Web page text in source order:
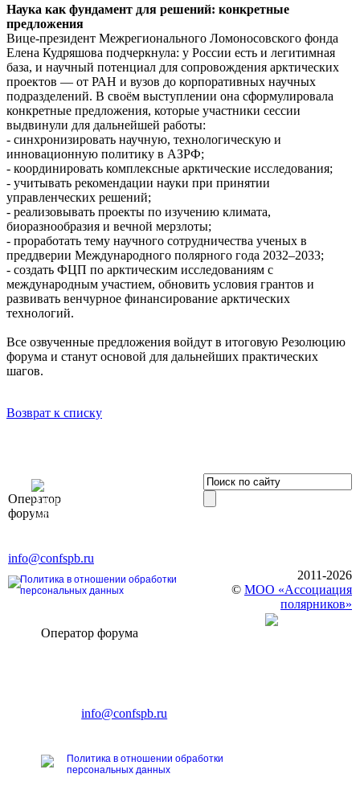
Наука как фундамент для решений: конкретные
предложения
Вице-президент Межрегионального Ломоносовского фонда
Елена Кудряшова подчеркнула: у России есть и легитимная
база, и научный потенциал для сопровождения арктических
проектов — от РАН и вузов до корпоративных научных
подразделений. В своём выступлении она сформулировала
конкретные предложения, которые участники сессии
выдвинули для дальнейшей работы:
- синхронизировать научную, технологическую и
инновационную политику в АЗРФ;
- координировать комплексные арктические исследования;
- учитывать рекомендации науки при принятии
управленческих решений;
- реализовывать проекты по изучению климата,
биоразнообразия и вечной мерзлоты;
- проработать тему научного сотрудничества ученых в
преддверии Международного полярного года 2032–2033;
- создать ФЦП по арктическим исследованиям с
международным участием, обновить условия грантов и
развивать венчурное финансирование арктических
технологий.
Все озвученные предложения войдут в итоговую Резолюцию
форума и станут основой для дальнейших практических
шагов.
Возврат к списку
Оператор
форума
Элит»
196191, г. Санкт-Петербург,
info@confspb.ru
Политика в отношении обработки
персональных данных
2011-2026
© МОО «Ассоциация
полярников»
Оператор форума
E-mail:info@confspb.ru
Политика в отношении обработки
персональных данных